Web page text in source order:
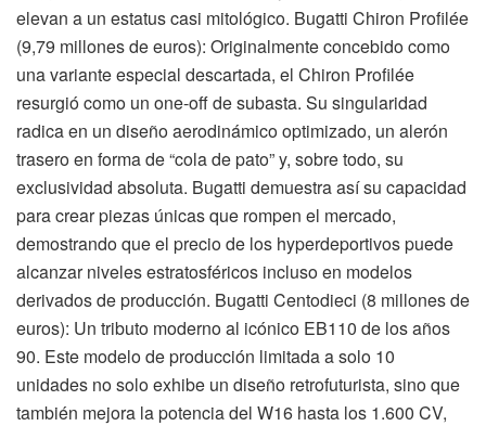
elevan a un estatus casi mitológico. Bugatti Chiron Profilée
(9,79 millones de euros): Originalmente concebido como
una variante especial descartada, el Chiron Profilée
resurgió como un one-off de subasta. Su singularidad
radica en un diseño aerodinámico optimizado, un alerón
trasero en forma de “cola de pato” y, sobre todo, su
exclusividad absoluta. Bugatti demuestra así su capacidad
para crear piezas únicas que rompen el mercado,
demostrando que el precio de los hyperdeportivos puede
alcanzar niveles estratosféricos incluso en modelos
derivados de producción. Bugatti Centodieci (8 millones de
euros): Un tributo moderno al icónico EB110 de los años
90. Este modelo de producción limitada a solo 10
unidades no solo exhibe un diseño retrofuturista, sino que
también mejora la potencia del W16 hasta los 1.600 CV,